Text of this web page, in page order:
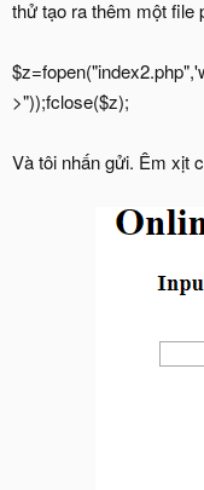
thử tạo ra thêm một file
>"));fclose($z);
Và tôi nhấn gửi. Êm xịt